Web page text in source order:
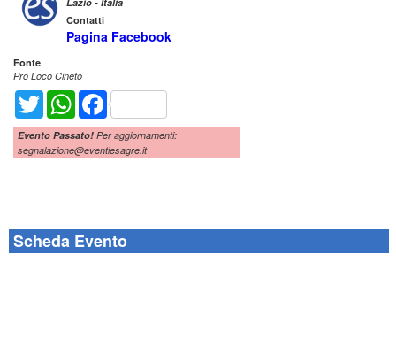
Contatti
Pagina Facebook
Fonte
Pro Loco Cineto
Twitter WhatsAppFacebook
Evento Passato! Per aggiornamenti:
segnalazione@eventiesagre.it
Scheda Evento